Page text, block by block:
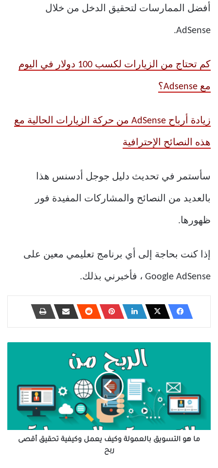
أفضل الممارسات لتحقيق الدخل من خلال
AdSense.
كم تحتاج من الزيارات لكسب 100 دولار في اليوم
مع Adsense؟
زيادة أرباح AdSense من حركة الزيارات الحالية مع
هذه النصائح الإحترافية
سأستمر في تحديث دليل جوجل أدسنس هذا
بالعديد من النصائح والمشاركات المفيدة فور
ظهورها.
إذا كنت بحاجة إلى أي برنامج تعليمي معين على
Google AdSense ، فأخبرني بذلك.
يعمل
وكيفية
تحقيق
أقصى
ما هو التسويق بالعمولة وكيف يعمل وكيفية تحقيق أقصى
ربح